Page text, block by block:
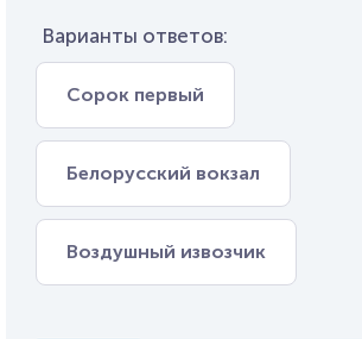
Варианты ответов:
Сорок первый
Белорусский вокзал
Воздушный извозчик